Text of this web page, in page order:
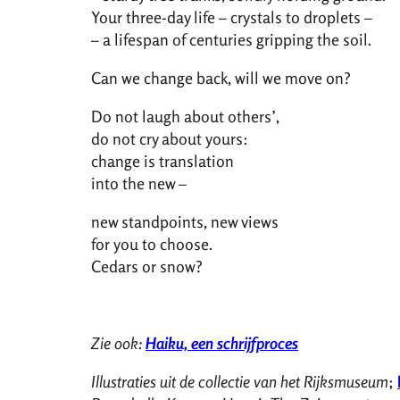
Your three-day life – crystals to droplets –
– a lifespan of centuries gripping the soil.
Can we change back, will we move on?
Do not laugh about others’,
do not cry about yours:
change is translation
into the new –
new standpoints, new views
for you to choose.
Cedars or snow?
Zie ook:Haiku, een schrijfproces
Illustraties uit de collectie van het Rijksmuseum;